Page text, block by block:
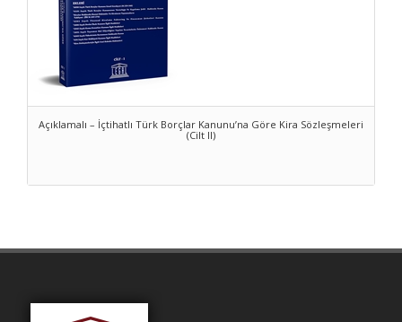
Kira Sözleşmesinin Tanımı
B. Kiraya Verenin Borçları
I. Teslimborcu
II. Vergive benzeri yükümlülüklere katlanma borcu
IV. Kiraya verenin kiralananın ayıplarından sorumluluğu
Açıklamalı – İçtihatlı Türk Borçlar Kanunu’na Göre Kira Sözleşmeleri
(Cilt II)